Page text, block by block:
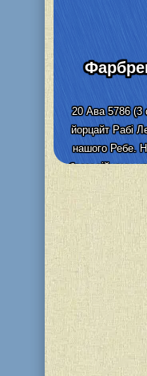
20 Ава 5786 (3
йорцайт Рабі
нашого Ребе.
благодійному
Детальніше
24 тевета, в